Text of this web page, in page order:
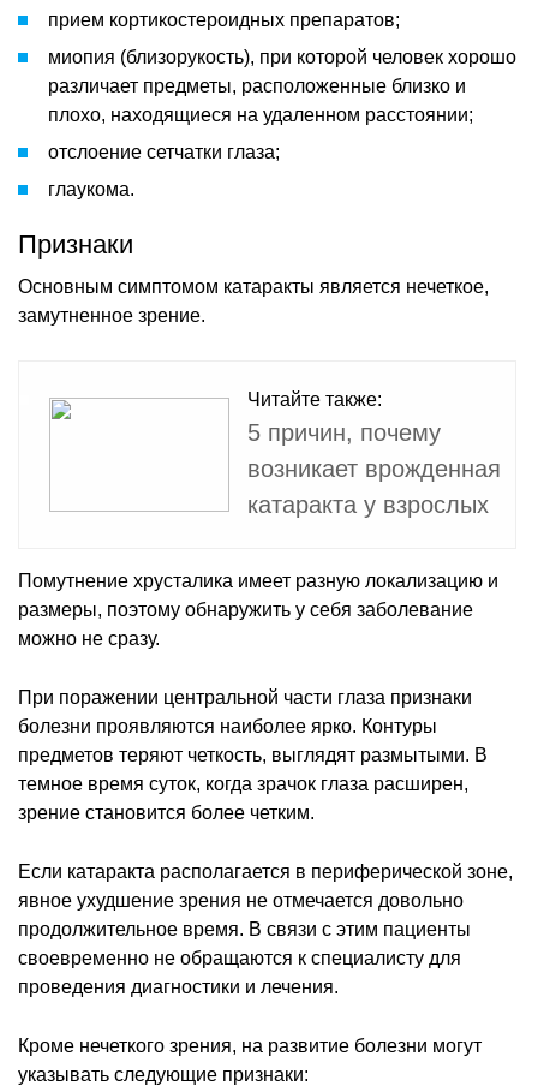
прием кортикостероидных препаратов;
миопия (близорукость), при которой человек хорошо
различает предметы, расположенные близко и
плохо, находящиеся на удаленном расстоянии;
отслоение сетчатки глаза;
глаукома.
Признаки
Основным симптомом катаракты является нечеткое,
замутненное зрение.
Читайте также:
5 причин, почему
возникает врожденная
катаракта у взрослых
Помутнение хрусталика имеет разную локализацию и
размеры, поэтому обнаружить у себя заболевание
можно не сразу.
При поражении центральной части глаза признаки
болезни проявляются наиболее ярко. Контуры
предметов теряют четкость, выглядят размытыми. В
темное время суток, когда зрачок глаза расширен,
зрение становится более четким.
Если катаракта располагается в периферической зоне,
явное ухудшение зрения не отмечается довольно
продолжительное время. В связи с этим пациенты
своевременно не обращаются к специалисту для
проведения диагностики и лечения.
Кроме нечеткого зрения, на развитие болезни могут
указывать следующие признаки: